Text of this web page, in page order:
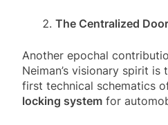
The Centralized
Another epochal
Neiman’s visionary spirit
first technical schematics
locking system for